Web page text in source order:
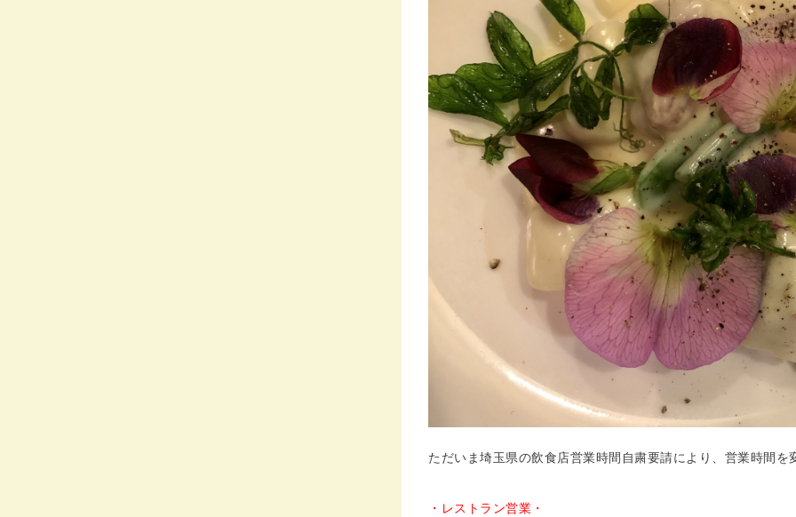
ただいま埼玉県の飲食店営業時間自粛要請により、営業時間を
・レストラン営業・